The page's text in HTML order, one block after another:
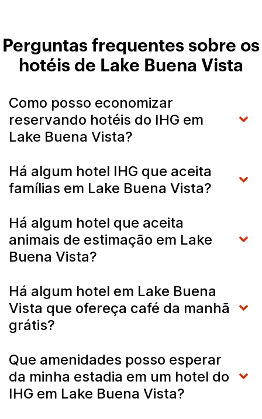
Perguntas frequentes sobre os
hotéis de Lake Buena Vista
Como posso economizar
reservando hotéis do IHG em
Lake Buena Vista?
Há algum hotel IHG que aceita
famílias em Lake Buena Vista?
Há algum hotel que aceita
animais de estimação em Lake
Buena Vista?
Há algum hotel em Lake Buena
Vista que ofereça café da manhã
grátis?
Que amenidades posso esperar
da minha estadia em um hotel do
IHG em Lake Buena Vista?